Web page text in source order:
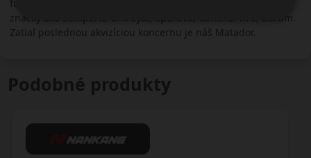
futbalu. Do koncernu Continental patria aj pneumatikárske
značky ako Semperit, Uniroyal, Sportiva, General Tire, Barum.
Zatiaľ poslednou akvizíciou koncernu je náš Matador.
Podobné produkty